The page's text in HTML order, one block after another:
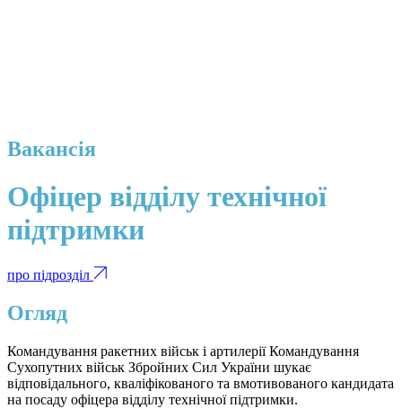
Вакансія
Офіцер відділу технічної
підтримки
про підрозділ
Огляд
Командування ракетних військ і артилерії Командування
Сухопутних військ Збройних Сил України шукає
відповідального, кваліфікованого та вмотивованого кандидата
на посаду офіцера відділу технічної підтримки.